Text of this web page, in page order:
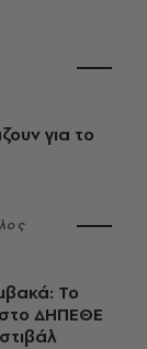
για το
Το
στο ΔΗΠΕΘΕ